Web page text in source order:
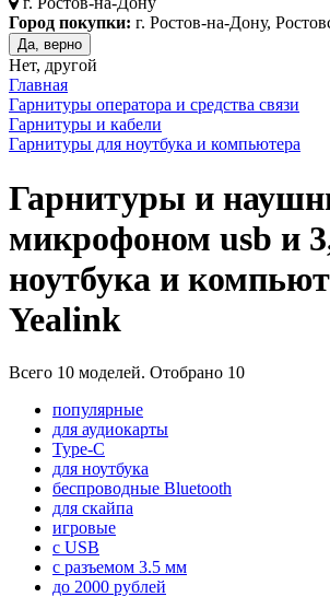
Город покупки: г. Ростов-на-Дону,
Да, верно
Нет, другой
Главная
Гарнитуры оператора и средства связи
Гарнитуры и кабели
Гарнитуры для ноутбука и компьютера
Гарнитуры и
микрофоном usb и
ноутбука и
Yealink
Всего 10 моделей. Отобрано 10
популярные
для аудиокарты
Type-C
для ноутбука
беспроводные Bluetooth
для скайпа
игровые
с USB
с разъемом 3.5 мм
до 2000 рублей